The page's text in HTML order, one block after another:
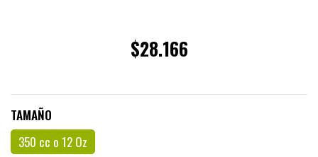
$28.166
TAMAÑO
350 cc o 12 Oz